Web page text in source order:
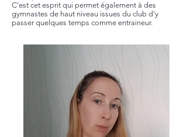
C'est cet esprit qui permet également à des
gymnastes de haut niveau issues du club d'y
passer quelques temps comme entraineur.